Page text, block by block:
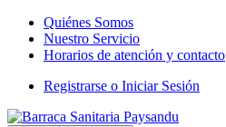
Skip
navigation
Skip
content
Quiénes Somos
Nuestro Servicio
Horarios de atención y contacto
Registrarse o Iniciar Sesión